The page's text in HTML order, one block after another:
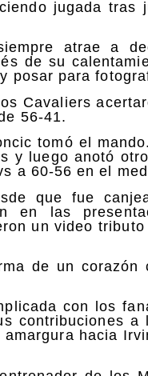
jugada tras
atrae a
de su
posar para
Cavaliers
56-41.
tomó el
y luego anotó
a 60-56 en el
que fue
en las
un video
de un corazón
con los
contribuciones
hacia